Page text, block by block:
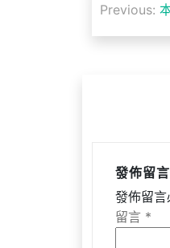
章
Previous:
發佈留言
發佈留言
留言 *